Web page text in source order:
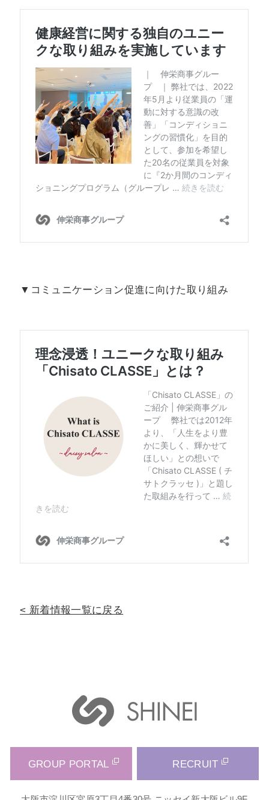
▼コミュニケーション促進に向けた取り組み
新着情報一覧に戻る
GROUP PORTAL RECRUIT